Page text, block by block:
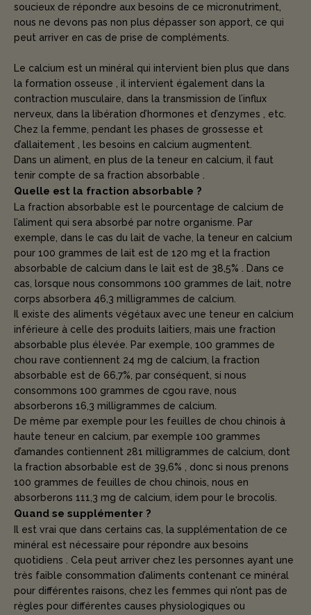
soucieux de répondre aux besoins de ce micronutriment,
nous ne devons pas non plus dépasser son apport, ce qui
peut arriver en cas de prise de compléments.
Le calcium est un minéral qui intervient bien plus que dans
la formation osseuse , il intervient également dans la
contraction musculaire, dans la transmission de l’influx
nerveux, dans la libération d’hormones et d’enzymes , etc.
Chez la femme, pendant les phases de grossesse et
d’allaitement , les besoins en calcium augmentent.
Dans un aliment, en plus de la teneur en calcium, il faut
tenir compte de sa fraction absorbable .
Quelle est la fraction absorbable ?
La fraction absorbable est le pourcentage de calcium de
l’aliment qui sera absorbé par notre organisme. Par
exemple, dans le cas du lait de vache, la teneur en calcium
pour 100 grammes de lait est de 120 mg et la fraction
absorbable de calcium dans le lait est de 38,5% . Dans ce
cas, lorsque nous consommons 100 grammes de lait, notre
corps absorbera 46,3 milligrammes de calcium.
Il existe des aliments végétaux avec une teneur en calcium
inférieure à celle des produits laitiers, mais une fraction
absorbable plus élevée. Par exemple, 100 grammes de
chou rave contiennent 24 mg de calcium, la fraction
absorbable est de 66,7%, par conséquent, si nous
consommons 100 grammes de cgou rave, nous
absorberons 16,3 milligrammes de calcium.
De même par exemple pour les feuilles de chou chinois à
haute teneur en calcium, par exemple 100 grammes
d’amandes contiennent 281 milligrammes de calcium, dont
la fraction absorbable est de 39,6% , donc si nous prenons
100 grammes de feuilles de chou chinois, nous en
absorberons 111,3 mg de calcium, idem pour le brocolis.
Quand se supplémenter ?
Il est vrai que dans certains cas, la supplémentation de ce
minéral est nécessaire pour répondre aux besoins
quotidiens . Cela peut arriver chez les personnes ayant une
très faible consommation d’aliments contenant ce minéral
pour différentes raisons, chez les femmes qui n’ont pas de
règles pour différentes causes physiologiques ou